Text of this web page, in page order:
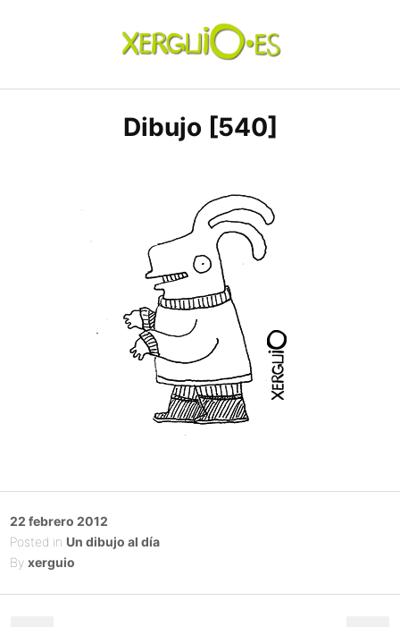
xerguio.ES | ilustración
Dibujo [540]
Posted
on
22 febrero 2012
Posted in Un dibujo al día
By xerguio